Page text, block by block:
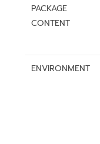
PACKAGE
CONTENT
ENVIRONMENT